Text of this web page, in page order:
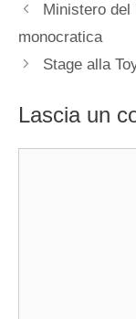
Ministero
monocratica
Stage alla
Lascia un